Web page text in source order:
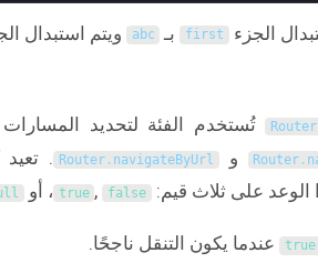
الجزء first بـ abc ويتم استبدال
Router تُستخدم الفئة لتحديد
Router . و Router . navigateByUrl
على ثلاث قيم: true , false ، أو
true عندما يكون التنقل ناجحًا.